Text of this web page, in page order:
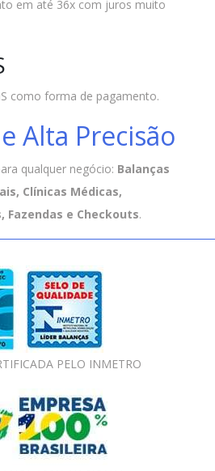
em até 36x com juros muito
como forma de pagamento.
Alta Precisão
qualquer negócio: Balanças
Clínicas Médicas,
Fazendas e Checkouts.
PELO INMETRO